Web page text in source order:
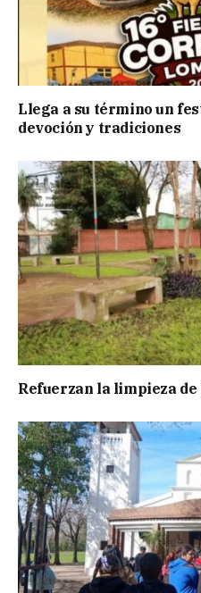
Llega a su término un
devoción y tradiciones
Refuerzan la limpieza